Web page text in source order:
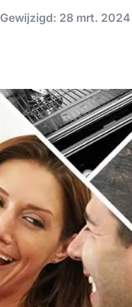
Gewijzigd: 28 mrt. 2024